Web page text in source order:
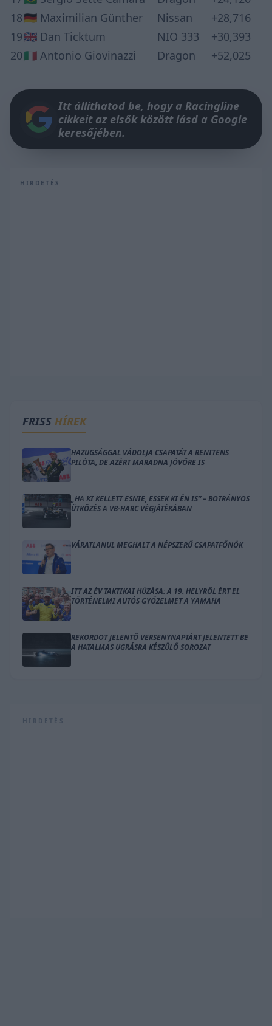
18🇩🇪 Maximilian Günther Nissan
+28,716
19🇬🇧 Dan Ticktum NIO 333
+30,393
20🇮🇹 Antonio Giovinazzi Dragon +52,025
Itt állíthatod be, hogy a Racingline
cikkeit az elsők között lásd a Google
keresőjében.
HIRDETÉS
FRISS HÍREK
HAZUGSÁGGAL VÁDOLJA CSAPATÁT A RENITENS
PILÓTA, DE AZÉRT MARADNA JÖVŐRE IS
„HA KI KELLETT ESNIE, ESSEK KI ÉN IS” – BOTRÁNYOS
ÜTKÖZÉS A VB-HARC VÉGJÁTÉKÁBAN
VÁRATLANUL MEGHALT A NÉPSZERŰ CSAPATFŐNÖK
ITT AZ ÉV TAKTIKAI HÚZÁSA: A 19. HELYRŐL ÉRT EL
TÖRTÉNELMI AUTÓS GYŐZELMET A YAMAHA
REKORDOT JELENTŐ VERSENYNAPTÁRT JELENTETT BE
A HATALMAS UGRÁSRA KÉSZÜLŐ SOROZAT
HIRDETÉS